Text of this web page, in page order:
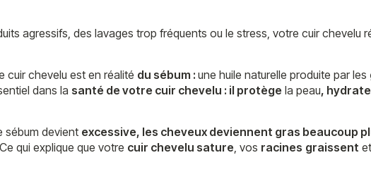
agressifs, des lavages trop fréquents ou le stress, votre cuir
cuir chevelu est en réalité du sébum : une huile naturelle produite par les
dans la santé de votre cuir chevelu : il protège la peau, hydrate
sébum devient excessive, les cheveux deviennent gras beaucoup
Ce qui explique que votre cuir chevelu sature, vos racines graissent